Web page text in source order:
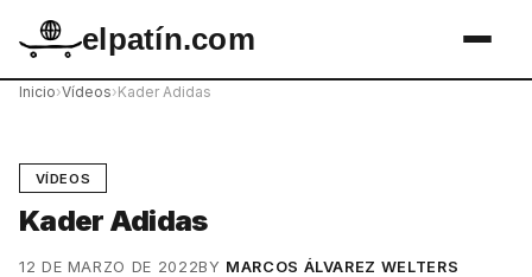
elpatín.com
Inicio›Vídeos›Kader Adidas
VÍDEOS
Kader Adidas
12 DE MARZO DE 2022BY MARCOS ÁLVAREZ WELTERS